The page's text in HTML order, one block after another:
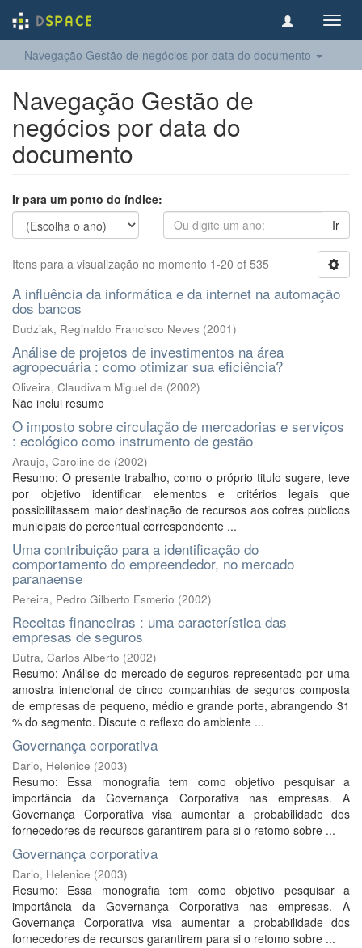
Navegação Gestão de negócios por data do documento
Navegação Gestão de
negócios por data do
documento
Ir para um ponto do índice:
Ir
Itens para a visualização no momento 1-20 of 535
A influência da informática e da internet na automação
dos bancos
Dudziak, Reginaldo Francisco Neves (2001)
Análise de projetos de investimentos na área
agropecuária : como otimizar sua eficiência?
Oliveira, Claudivam Miguel de (2002)
Não inclui resumo
O imposto sobre circulação de mercadorias e serviços
: ecológico como instrumento de gestão
Araujo, Caroline de (2002)
Resumo: O presente trabalho, como o próprio titulo sugere, teve
por objetivo identificar elementos e critérios legais que
possibilitassem maior destinação de recursos aos cofres públicos
municipais do percentual correspondente ...
Uma contribuição para a identificação do
comportamento do empreendedor, no mercado
paranaense
Pereira, Pedro Gilberto Esmerio (2002)
Receitas financeiras : uma característica das
empresas de seguros
Dutra, Carlos Alberto (2002)
Resumo: Análise do mercado de seguros representado por uma
amostra intencional de cinco companhias de seguros composta
de empresas de pequeno, médio e grande porte, abrangendo 31
% do segmento. Discute o reflexo do ambiente ...
Governança corporativa
Dario, Helenice (2003)
Resumo: Essa monografia tem como objetivo pesquisar a
importância da Governança Corporativa nas empresas. A
Governança Corporativa visa aumentar a probabilidade dos
fornecedores de recursos garantirem para si o retomo sobre ...
Governança corporativa
Dario, Helenice (2003)
Resumo: Essa monografia tem como objetivo pesquisar a
importância da Governança Corporativa nas empresas. A
Governança Corporativa visa aumentar a probabilidade dos
fornecedores de recursos garantirem para si o retomo sobre ...